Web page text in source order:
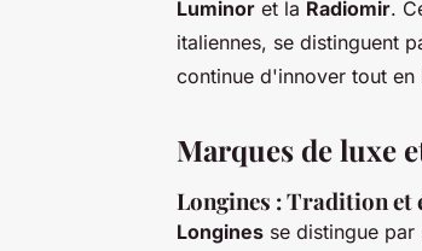
Luminor et la Radiomir.
italiennes, se distinguent
continue d'innover tout
Marques de luxe
Longines : Tradition et
Longines se distingue